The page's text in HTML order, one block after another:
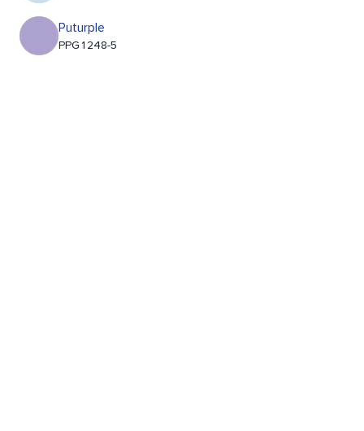
Puturple
PPG1248-5